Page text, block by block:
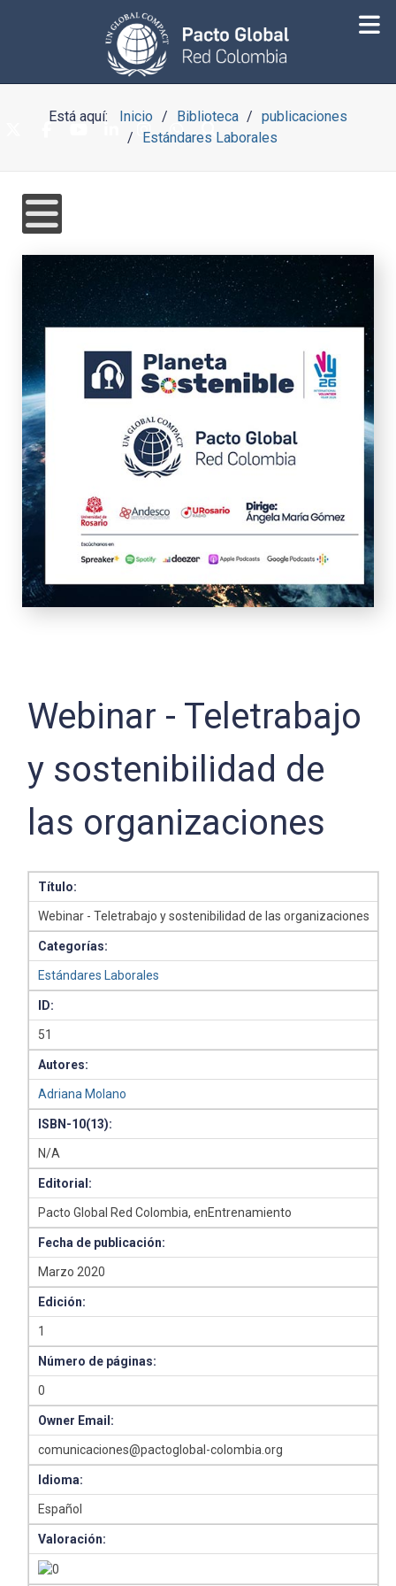
Está aquí: Inicio Biblioteca
publicaciones
Estándares Laborales
Webinar - Teletrabajo
y sostenibilidad de
las organizaciones
Título:
Webinar - Teletrabajo y sostenibilidad de las organizaciones
Categorías:
Estándares Laborales
ID:
51
Autores:
Adriana Molano
ISBN-10(13):
N/A
Editorial:
Pacto Global Red Colombia, enEntrenamiento
Fecha de publicación:
Marzo 2020
Edición:
1
Número de páginas:
0
Owner Email:
comunicaciones@pactoglobal-colombia.org
Idioma:
Español
Valoración: